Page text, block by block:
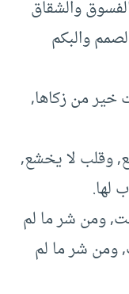
والشقاق
والبكم
خير من زكاها,
وقلب لا يخشع,
لها.
ومن شر ما لم
ومن شر ما لم